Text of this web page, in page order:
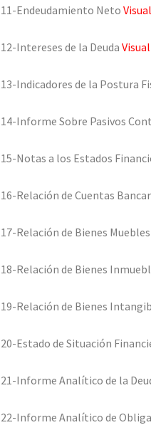
11-Endeudamiento Neto
12-Intereses de la Deuda
13-Indicadores de la Postura
14-Informe Sobre Pasivos
15-Notas a los Estados
16-Relación de Cuentas
17-Relación de Bienes
18-Relación de Bienes
19-Relación de Bienes
20-Estado de Situación
21-Informe Analítico de la
22-Informe Analítico de